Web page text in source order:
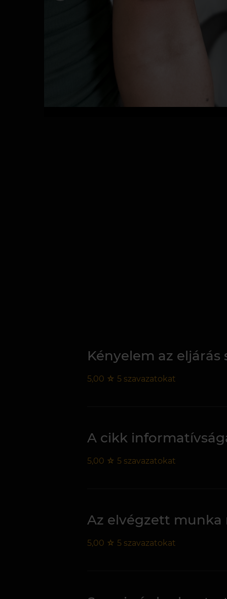
Kényelem az eljárás
5,00 ☆ 5 szavazatokat
A cikk
5,00 ☆ 5 szavazatokat
Az elvégzett munka
5,00 ☆ 5 szavazatokat